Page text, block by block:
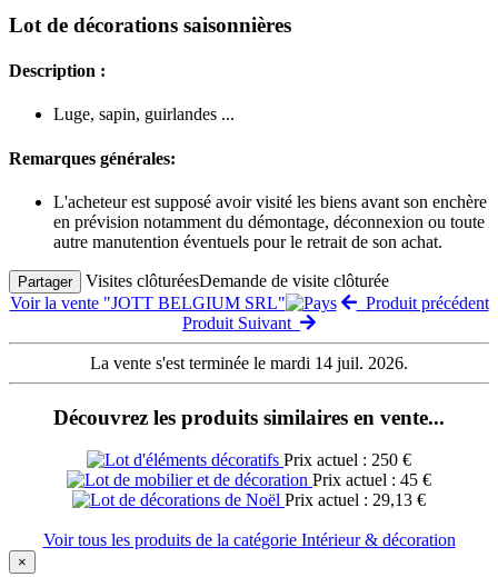
Lot de décorations saisonnières
Description :
Luge, sapin, guirlandes ...
Remarques générales:
L'acheteur est supposé avoir visité les biens avant son enchère
en prévision notamment du démontage, déconnexion ou toute
autre manutention éventuels pour le retrait de son achat.
Partager Visites clôturéesDemande de visite clôturée
Voir la vente "JOTT BELGIUM SRL"
Produit précédent
Produit Suivant
La vente s'est terminée le mardi 14 juil. 2026.
Découvrez les produits similaires en vente...
Prix actuel : 250 €
Prix actuel : 45 €
Prix actuel : 29,13 €
Voir tous les produits de la catégorie Intérieur & décoration
×